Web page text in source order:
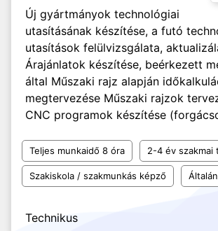
Új gyártmányok technológiai
utasításának készítése, a futó
utasítások felülvizsgálata,
Árajánlatok készítése, beérkezett
által Műszaki rajz alapján
megtervezése Műszaki rajzok
CNC programok készítése
Teljes munkaidő 8 óra 2-4 év szakmai
Szakiskola / szakmunkás képző
Technikus